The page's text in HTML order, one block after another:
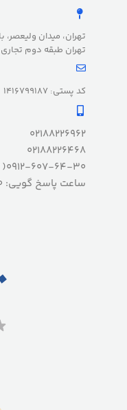
تهران، میدان ولیعصر،
تهران طبقه دوم تجاری
کد پستی: 1416799187
02188226962
02188226468
0912-607-64-30( تماس ضروری)
ساعت پاسخ گویی: 10 الی 20 شنبه الی چهارشنبه